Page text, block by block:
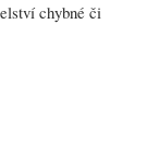
chybné či